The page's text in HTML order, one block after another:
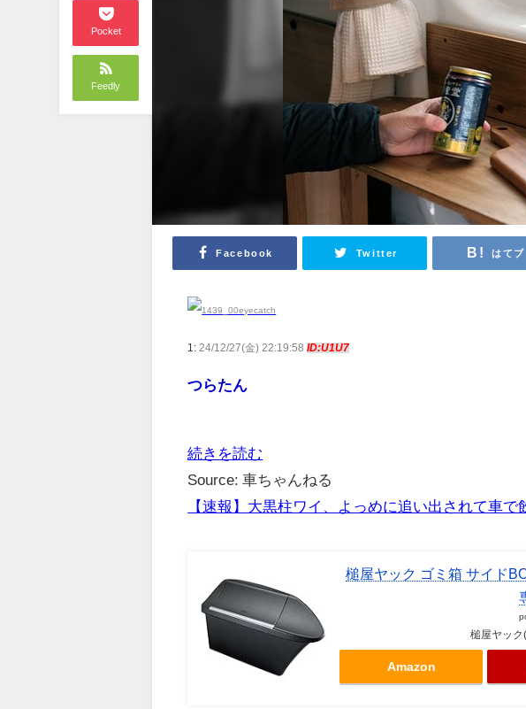
Pocket
Feedly
Facebook Twitter はてブ
1: 24/12/27(金) 22:19:58ID:U1U7
つらたん
続きを読む
Source: 車ちゃんねる
【速報】大黒柱ワイ、よっめに追い出されて車
槌屋ヤック ゴミ箱 サイド
槌屋ヤック
Amazon